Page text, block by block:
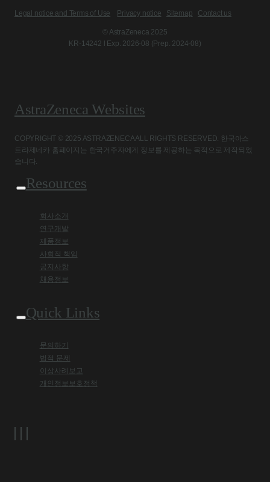
Legal notice and Terms of Use Privacy notice Sitemap Contact us
© AstraZeneca 2025
KR-14242 l Exp. 2026-08 (Prep. 2024-08)
AstraZeneca Websites
COPYRIGHT © 2025 ASTRAZENECA ALL RIGHTS RESERVED. 한국아스
트라제네카 홈페이지는 한국거주자에게 정보를 제공하는 목적으로 제작되었
습니다.
Resources
회사소개
연구개발
제품정보
사회적 책임
공지사항
채용정보
Quick Links
문의하기
법적 문제
이상사례보고
개인정보보호정책